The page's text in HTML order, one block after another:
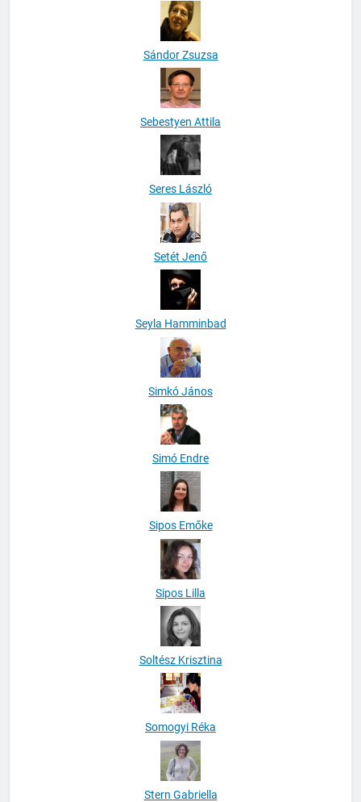
Sándor Zsuzsa
Sebestyen Attila
Seres László
Setét Jenő
Seyla Hamminbad
Simkó János
Simó Endre
Sipos Emőke
Sipos Lilla
Soltész Krisztina
Somogyi Réka
Stern Gabriella